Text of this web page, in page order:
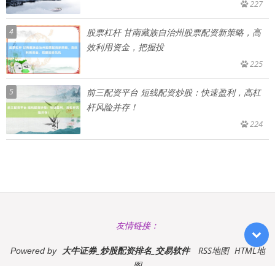
227
4
股票杠杆 甘南藏族自治州股票配资新策略，高
效利用资金，把握投
225
5
前三配资平台 短线配资炒股：快速盈利，高杠
杆风险并存！
224
友情链接：
Powered by 大牛证券_炒股配资排名_交易软件 RSS地图 HTML地